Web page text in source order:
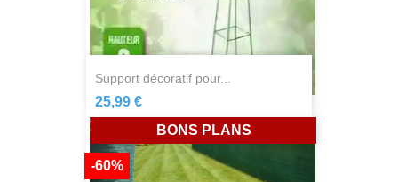
support décoratif pour...
25,99 €
-60%
BONS PLANS